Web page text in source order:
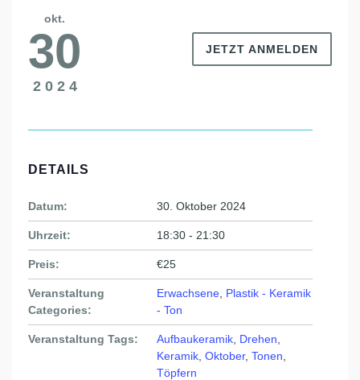
okt.
30
2024
JETZT ANMELDEN
DETAILS
Datum: 30. Oktober 2024
Uhrzeit: 18:30 - 21:30
Preis: €25
Veranstaltung
Categories:
Erwachsene Plastik - Keramik
- Ton
Veranstaltung Tags: Aufbaukeramik Drehen
Keramik Oktober, Tonen
Töpfern